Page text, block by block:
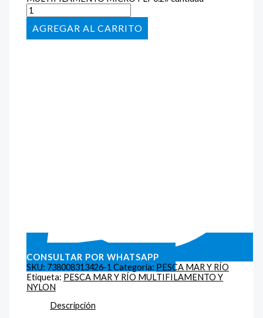
AÑADIR AL CARRITO
CONSULTAR POR WHATSAPP
SKU: 738008313426-1 Categoría: PESCA MAR Y RÍO
Etiqueta: PESCA MAR Y RÍO MULTIFILAMENTO Y
NYLON
Descripción